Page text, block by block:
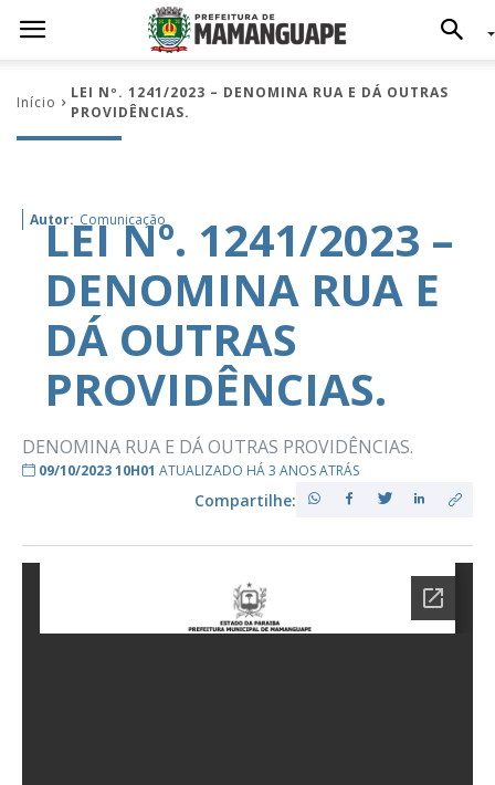
Início
LEI Nº. 1241/2023 – DENOMINA RUA E DÁ OUTRAS
PROVIDÊNCIAS.
Autor: Comunicação
LEI Nº. 1241/2023 –
DENOMINA RUA E
DÁ OUTRAS
PROVIDÊNCIAS.
DENOMINA RUA E DÁ OUTRAS PROVIDÊNCIAS.
09/10/2023 10H01 ATUALIZADO HÁ 3 ANOS ATRÁS
Compartilhe: